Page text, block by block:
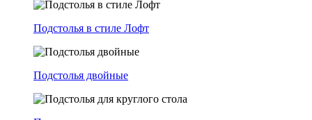
Подстолья в стиле Лофт
Подстолья двойные